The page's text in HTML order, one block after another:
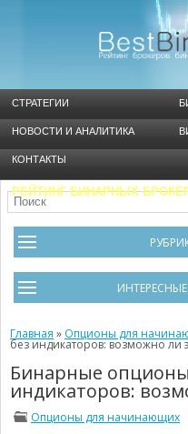
СТРАТЕГИИ
НОВОСТИ И АНАЛИТИКА
КОНТАКТЫ
РЕЙТИНГ БИНАРНЫХ
Брокеры
Видео
Инструменты
Общая информация
Определения
Черный
Ошибки в
Психологии
Главная » Опционы для
без индикаторов: возможно ли
Бинарные
индикаторов:
Опционы для начинающих